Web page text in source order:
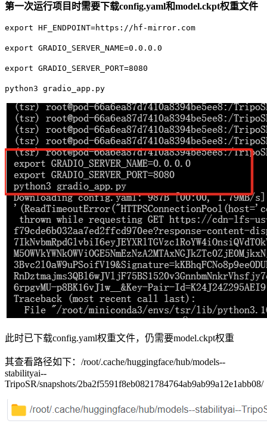
第一次运行项目时需要下载config.yaml和model.ckpt权重文件
export HF_ENDPOINT=https://hf-mirror.com
export GRADIO_SERVER_NAME=0.0.0.0
export GRADIO_SERVER_PORT=8080
python3 gradio_app.py
此时已下载config.yaml权重文件，仍需要model.ckpt权重
其查看路径如下：/root/.cache/huggingface/hub/models--
stabilityai--
TripoSR/snapshots/2ba2f5591f8eb0821784764ab9ab99a12e1abb08/